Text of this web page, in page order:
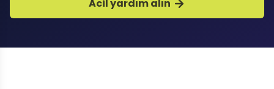
Acil yardım alın